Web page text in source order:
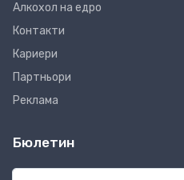
Алкохол на едро
Контакти
Кариери
Партньори
Реклама
Бюлетин